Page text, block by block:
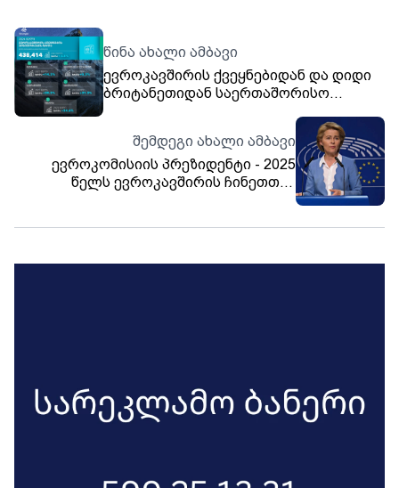
წინა ახალი ამბავი
ევროკავშირის ქვეყნებიდან და დიდი
ბრიტანეთიდან საერთაშორისო
შემდეგი ახალი ამბავი
ევროკომისიის პრეზიდენტი - 2025
წელს ევროკავშირის ჩინეთთან